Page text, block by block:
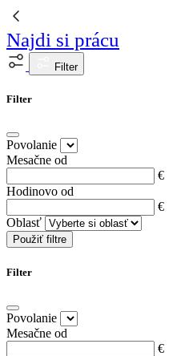
Najdi si prácu
Filter
Filter
Povolanie
Mesačne od
€
Hodinovo od
€
Oblasť
Použiť filtre
Filter
Povolanie
Mesačne od
€